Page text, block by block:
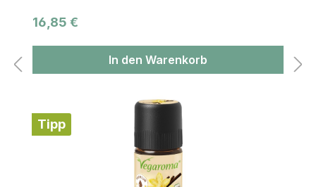
Weihnachtsbäckerei eingesetzt oder in
ayurvedischen Küche. Anwendungsbereiche:
Kuchen, Gebäck, Süßspeisen, Curry-Gerichte, Eis,
scharfe Geschmack bringt eine exotisch-warme
Geschmacksrichtung in Speisen, Backwaren und
Getränke.Kardamomöl wird durch Destillation aus den
Kardamomsamen gewonnen.
Regulärer Preis:
16,85 €
In den Warenkorb
Tipp